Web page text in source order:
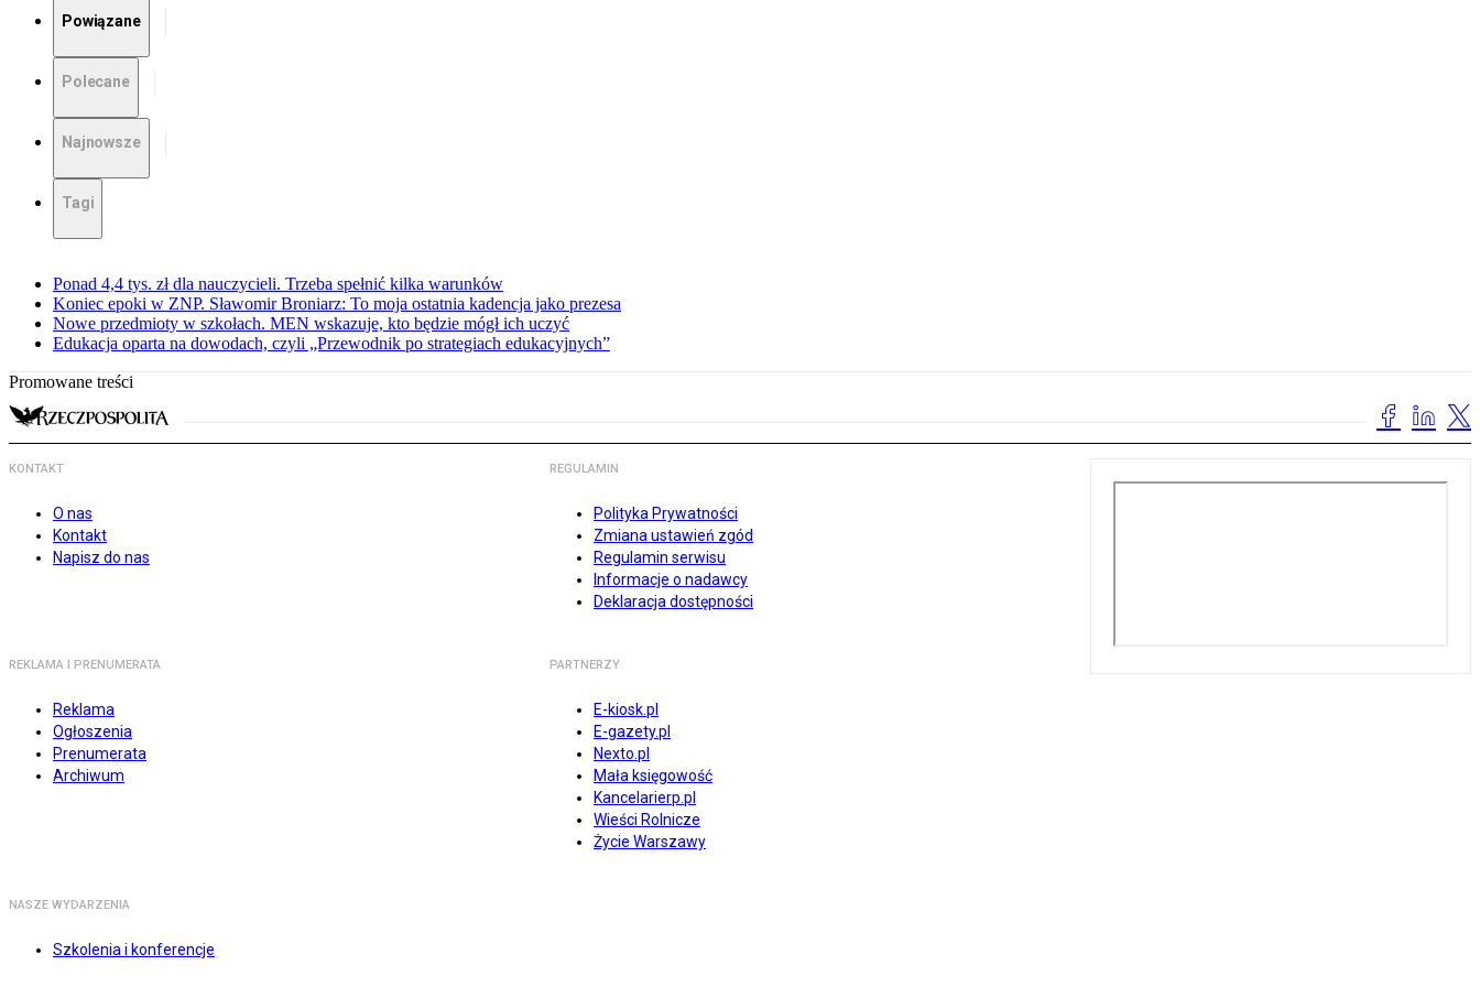
Powiązane
Polecane
Najnowsze
Tagi
Ponad 4,4 tys. zł dla nauczycieli. Trzeba spełnić kilka warunków
Koniec epoki w ZNP. Sławomir Broniarz: To moja ostatnia kadencja jako prezesa
Nowe przedmioty w szkołach. MEN wskazuje, kto będzie mógł ich uczyć
Edukacja oparta na dowodach, czyli „Przewodnik po strategiach edukacyjnych”
Promowane treści
KONTAKT
O nas
Kontakt
Napisz do nas
REGULAMIN
Polityka Prywatności
Zmiana ustawień zgód
Regulamin serwisu
Informacje o nadawcy
Deklaracja dostępności
REKLAMA I PRENUMERATA
Reklama
Ogłoszenia
Prenumerata
Archiwum
PARTNERZY
E-kiosk.pl
E-gazety.pl
Nexto.pl
Mała księgowość
Kancelarierp.pl
Wieści Rolnicze
Życie Warszawy
NASZE WYDARZENIA
Szkolenia i konferencje